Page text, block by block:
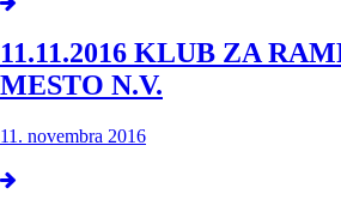
11.11.2016 KLUB ZA
MESTO N.V.
11. novembra 2016